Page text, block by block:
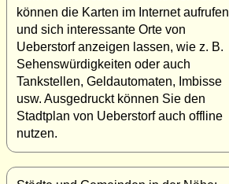
können die Karten im Internet aufrufen
und sich interessante Orte von
Ueberstorf anzeigen lassen, wie z. B.
Sehenswürdigkeiten oder auch
Tankstellen, Geldautomaten, Imbisse
usw. Ausgedruckt können Sie den
Stadtplan von Ueberstorf auch offline
nutzen.